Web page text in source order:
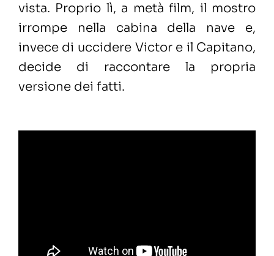
vista. Proprio lì, a metà film, il mostro
irrompe nella cabina della nave e,
invece di uccidere Victor e il Capitano,
decide di raccontare la propria
versione dei fatti.